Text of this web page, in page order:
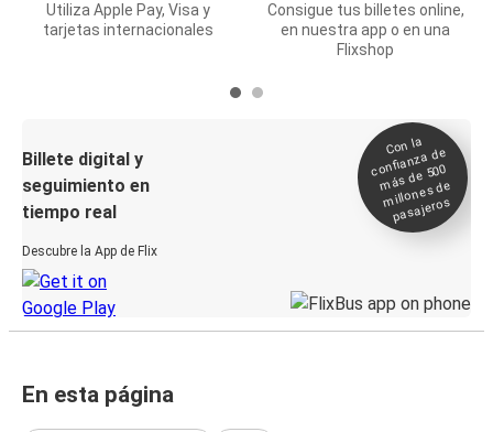
Utiliza Apple Pay, Visa y
tarjetas internacionales
Consigue tus billetes online,
en nuestra app o en una
Flixshop
Billete digital y
seguimiento en
tiempo real
Descubre la App de Flix
Con la
confianza de
más de 500
millones de
pasajeros
En esta página